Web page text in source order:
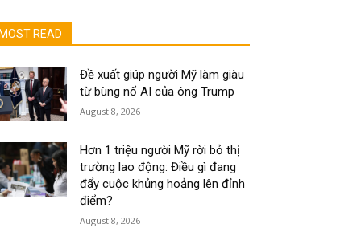
MOST READ
Đề xuất giúp người Mỹ làm giàu
từ bùng nổ AI của ông Trump
August 8, 2026
Hơn 1 triệu người Mỹ rời bỏ thị
trường lao động: Điều gì đang
đẩy cuộc khủng hoảng lên đỉnh
điểm?
August 8, 2026